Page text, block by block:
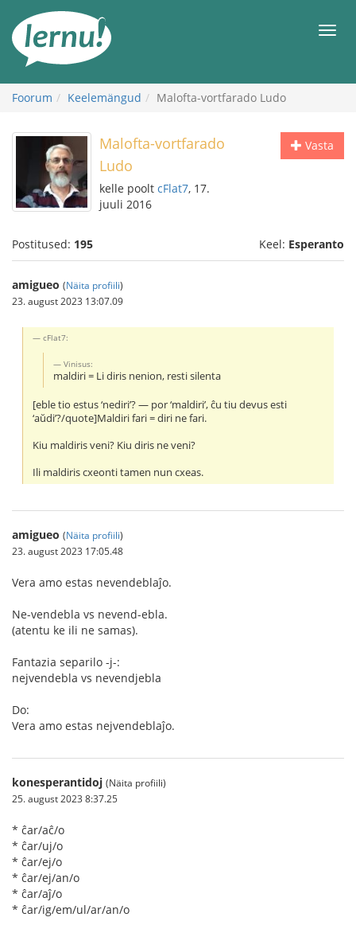
juurde
Foorum Keelemängud Malofta-vortfarado Ludo
Vasta
Malofta-vortfarado
Ludo
kelle poolt cFlat7, 17.
juuli 2016
Postitused: 195 Keel: Esperanto
amigueo (Näita profiili)
23. august 2023 13:07.09
cFlat7:
Vinisus:
maldiri = Li diris nenion, resti silenta
[eble tio estus ‘nediri’? — por ‘maldiri’, ĉu tiu devus esti
‘aŭdi’?/quote]Maldiri fari = diri ne fari.
Kiu maldiris veni? Kiu diris ne veni?
Ili maldiris cxeonti tamen nun cxeas.
amigueo (Näita profiili)
23. august 2023 17:05.48
Vera amo estas nevendeblaĵo.
Ne-vendebla vs nevend-ebla.
(atentu ke ili ne samas).
Fantazia separilo -j-:
nejvendebla vs nevendjebla
Do:
Vera amo estas nejvendeblaĵo.
konesperantidoj (Näita profiili)
25. august 2023 8:37.25
* ĉar/aĉ/o
* ĉar/uj/o
* ĉar/ej/o
* ĉar/ej/an/o
* ĉar/aĵ/o
* ĉar/ig/em/ul/ar/an/o